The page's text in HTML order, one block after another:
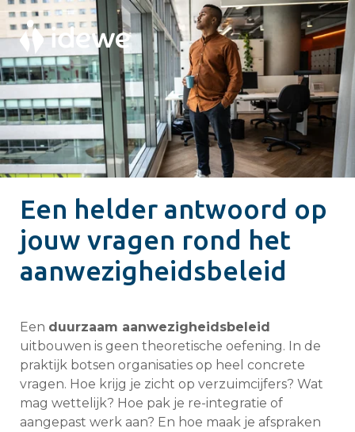
Een helder antwoord op
jouw vragen rond het
aanwezigheidsbeleid
Een duurzaam aanwezigheidsbeleid
uitbouwen is geen theoretische oefening. In de
praktijk botsen organisaties op heel concrete
vragen. Hoe krijg je zicht op verzuimcijfers? Wat
mag wettelijk? Hoe pak je re-integratie of
aangepast werk aan? En hoe maak je afspraken